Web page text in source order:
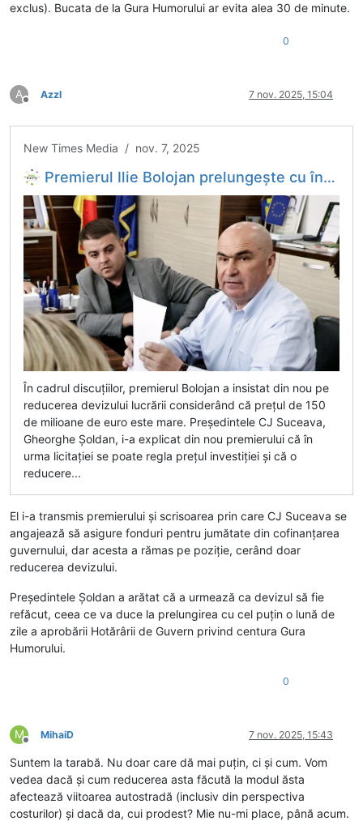
exclus). Bucata de la Gura Humorului ar evita alea 30 de minute.
0
A
Deconectat
Azzl 7 nov. 2025, 15:04
New Times Media / nov. 7, 2025
Premierul Ilie Bolojan prelungește cu încă o lună o decizie privind centura Gura Humorului
În cadrul discuțiilor, premierul Bolojan a insistat din nou pe
reducerea devizului lucrării considerând că prețul de 150
de milioane de euro este mare. Președintele CJ Suceava,
Gheorghe Șoldan, i-a explicat din nou premierului că în
urma licitației se poate regla prețul investiției și că o
reducere...
El i-a transmis premierului și scrisoarea prin care CJ Suceava se
angajează să asigure fonduri pentru jumătate din cofinanțarea
guvernului, dar acesta a rămas pe poziție, cerând doar
reducerea devizului.
Președintele Șoldan a arătat că a urmează ca devizul să fie
refăcut, ceea ce va duce la prelungirea cu cel puțin o lună de
zile a aprobării Hotărârii de Guvern privind centura Gura
Humorului.
0
M
Deconectat
MihaiD 7 nov. 2025, 15:43
Suntem la tarabă. Nu doar care dă mai puțin, ci și cum. Vom
vedea dacă și cum reducerea asta făcută la modul ăsta
afectează viitoarea autostradă (inclusiv din perspectiva
costurilor) și dacă da, cui prodest? Mie nu-mi place, până acum.